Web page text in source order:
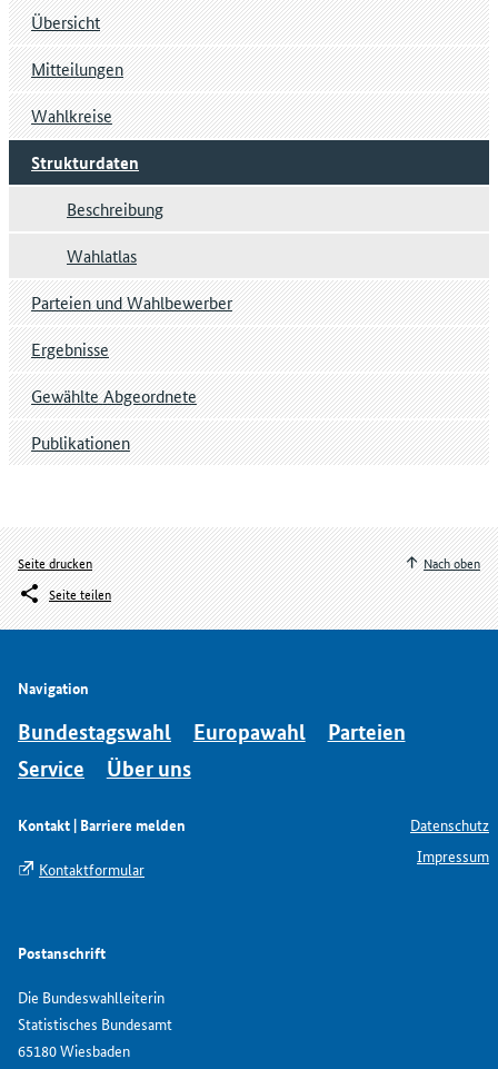
Übersicht
Mitteilungen
Wahlkreise
Strukturdaten
Beschreibung
Wahlatlas
Parteien und Wahlbewerber
Ergebnisse
Gewählte Abgeordnete
Publikationen
Seite drucken
Seite teilen
Nach oben
Navigation
Bundestagswahl Europawahl
Parteien
Service
Über uns
Kontakt | Barriere melden
Kontaktformular
Postanschrift
Die Bundeswahlleiterin
Statistisches Bundesamt
65180 Wiesbaden
Datenschutz
Impressum